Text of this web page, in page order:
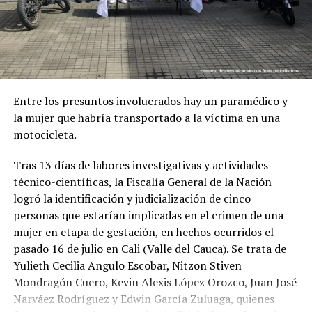
allanamiento y registro, y documentos de soporte
asociados a interceptaciones telefónicas realizadas
dentro de esta investigación.
Por estos hechos, una fiscal de la Dirección Especializada
acceso abusivo a un sistema informático y utilización
ilícita de redes de comunicaciones, ambos en modalidad
dolosa, teniendo en cuenta que Moreno Ardila, en su
reservado de la información consultada y descargada.
El procesado no aceptó los cargos y, por disposición
judicial, le fue impuesta medida de aseguramiento
privativa de la libertad en establecimiento carcelario.
ADVERTISEMENT
Entre los presuntos involucrados hay un paramédico y
la mujer que habría transportado a la víctima en una
motocicleta.
Tras 13 días de labores investigativas y actividades
técnico-científicas, la Fiscalía General de la Nación
logró la identificación y judicialización de cinco
personas que estarían implicadas en el crimen de una
mujer en etapa de gestación, en hechos ocurridos el
pasado 16 de julio en Cali (Valle del Cauca). Se trata de
Yulieth Cecilia Angulo Escobar, Nitzon Stiven
Mondragón Cuero, Kevin Alexis López Orozco, Juan José
Narváez Rodríguez y Edwin García Zuluaga, quienes